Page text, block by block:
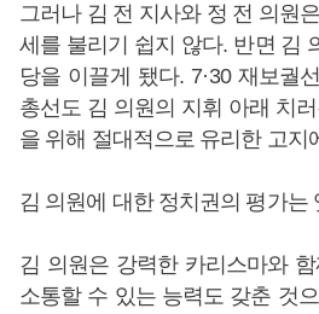
그러나 김 전 지사와 정 전 의원
세를 불리기 쉽지 않다. 반면 김
당을 이끌게 됐다. 7·30 재보궐
총선도 김 의원의 지휘 아래 치
을 위해 절대적으로 유리한 고지
김 의원에 대한 정치권의 평가는
김 의원은 강력한 카리스마와
소통할 수 있는 능력도 갖춘 것